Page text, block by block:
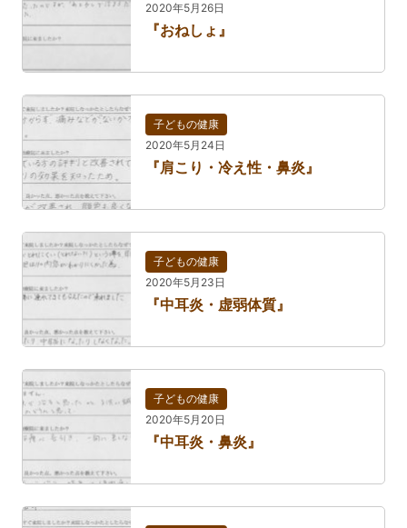
2020年5月26日
『おねしょ』
子どもの健康
2020年5月24日
『肩こり・冷え性・鼻炎』
子どもの健康
2020年5月23日
『中耳炎・虚弱体質』
子どもの健康
2020年5月20日
『中耳炎・鼻炎』